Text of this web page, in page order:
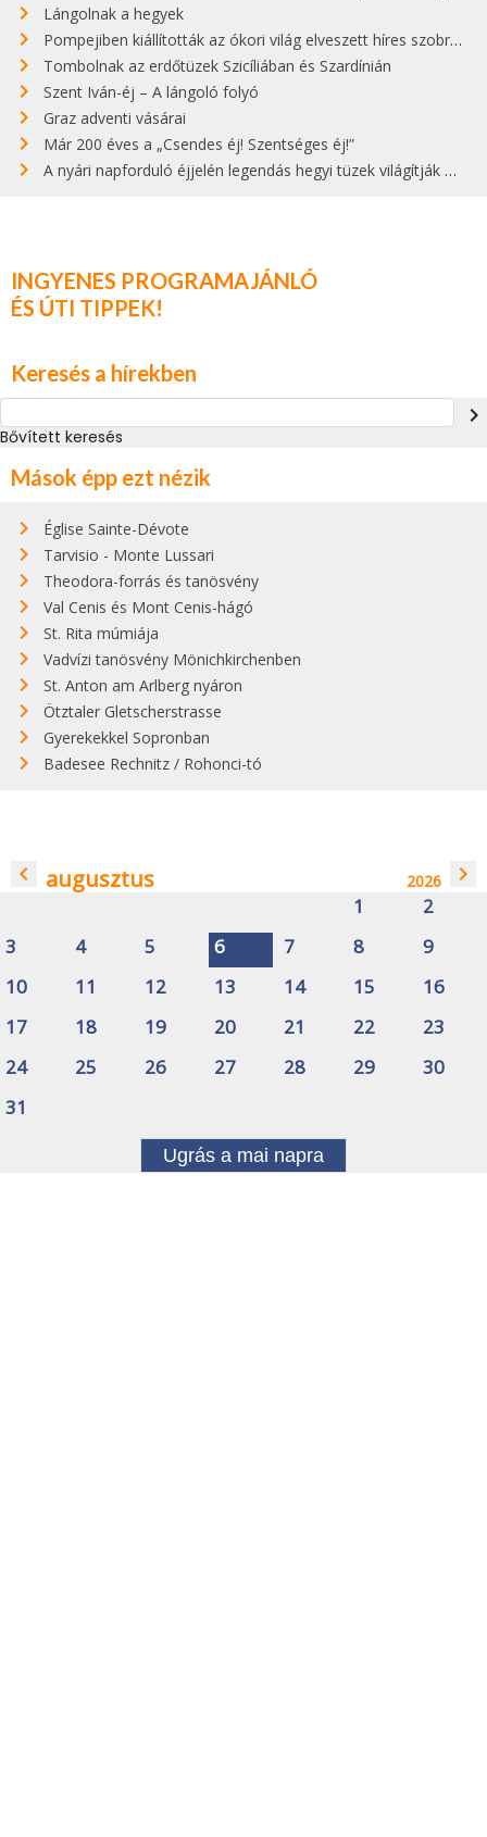
Lángolnak a hegyek
Pompejiben kiállították az ókori világ elveszett híres szobrának másolatát
Tombolnak az erdőtüzek Szicíliában és Szardínián
Szent Iván-éj – A lángoló folyó
Graz adventi vásárai
Már 200 éves a „Csendes éj! Szentséges éj!”
A nyári napforduló éjjelén legendás hegyi tüzek világítják meg Zugspitzét
INGYENES PROGRAMAJÁNLÓ
ÉS ÚTI TIPPEK!
Keresés a hírekben
navigate_next
Bővített keresés
Mások épp ezt nézik
Église Sainte-Dévote
Tarvisio - Monte Lussari
Theodora-forrás és tanösvény
Val Cenis és Mont Cenis-hágó
St. Rita múmiája
Vadvízi tanösvény Mönichkirchenben
St. Anton am Arlberg nyáron
Ötztaler Gletscherstrasse
Gyerekekkel Sopronban
Badesee Rechnitz / Rohonci-tó
navigate_before augusztus 2026 navigate_next
1
2
3
4 5 6 7 8
9
10
11 12 13 14 15
16
17
18 19 20 21 22
23
24
25 26 27 28 29
30
31
Ugrás a mai napra